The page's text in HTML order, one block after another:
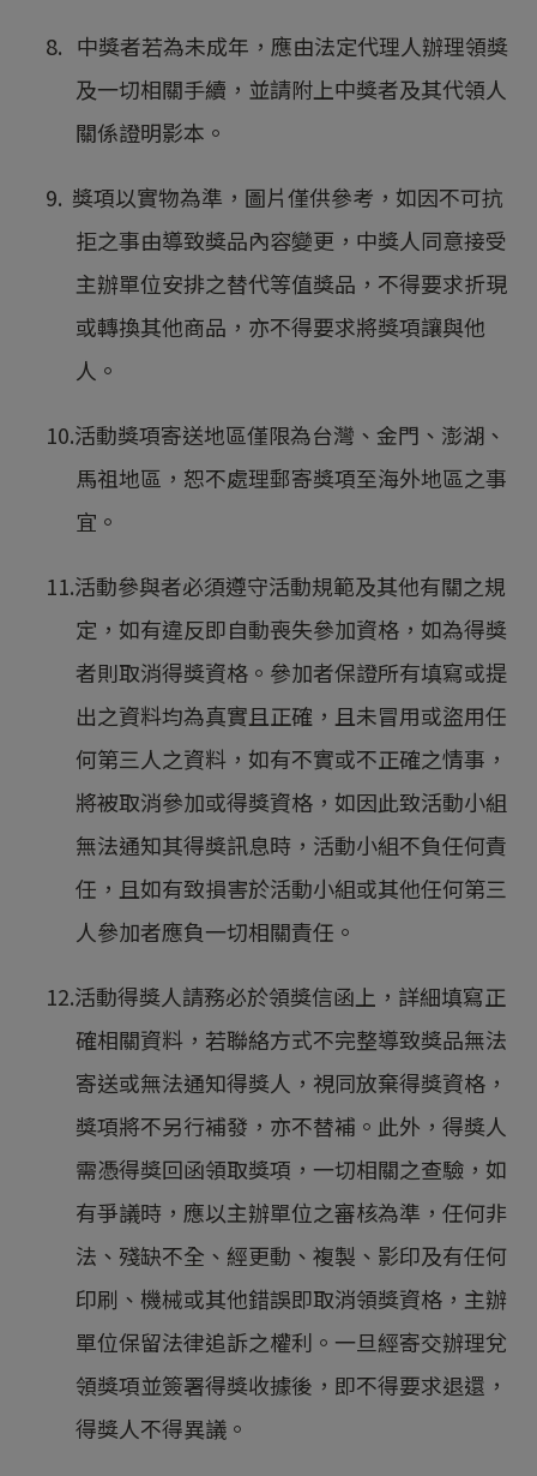
8. 中獎者若為未成年，應由法定代理人辦理領獎
及一切相關手續，並請附上中獎者及其代領人
關係證明影本。
9. 獎項以實物為準，圖片僅供參考，如因不可抗
拒之事由導致獎品內容變更，中獎人同意接受
主辦單位安排之替代等值獎品，不得要求折現
或轉換其他商品，亦不得要求將獎項讓與他
人。
10.活動獎項寄送地區僅限為台灣、金門、澎湖、
馬祖地區，恕不處理郵寄獎項至海外地區之事
宜。
11.活動參與者必須遵守活動規範及其他有關之規
定，如有違反即自動喪失參加資格，如為得獎
者則取消得獎資格。參加者保證所有填寫或提
出之資料均為真實且正確，且未冒用或盜用任
何第三人之資料，如有不實或不正確之情事，
將被取消參加或得獎資格，如因此致活動小組
無法通知其得獎訊息時，活動小組不負任何責
任，且如有致損害於活動小組或其他任何第三
人參加者應負一切相關責任。
12.活動得獎人請務必於領獎信函上，詳細填寫正
確相關資料，若聯絡方式不完整導致獎品無法
寄送或無法通知得獎人，視同放棄得獎資格，
獎項將不另行補發，亦不替補。此外，得獎人
需憑得獎回函領取獎項，一切相關之查驗，如
有爭議時，應以主辦單位之審核為準，任何非
法、殘缺不全、經更動、複製、影印及有任何
印刷、機械或其他錯誤即取消領獎資格，主辦
單位保留法律追訴之權利。一旦經寄交辦理兌
領獎項並簽署得獎收據後，即不得要求退還，
得獎人不得異議。